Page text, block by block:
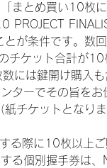
まとめ買い10枚
PROJECT
が条件です。数
チケット合計が
には鍵開け購入も
ターでその旨を
チケットとなり
る際に10枚以上
る個別握手券は、